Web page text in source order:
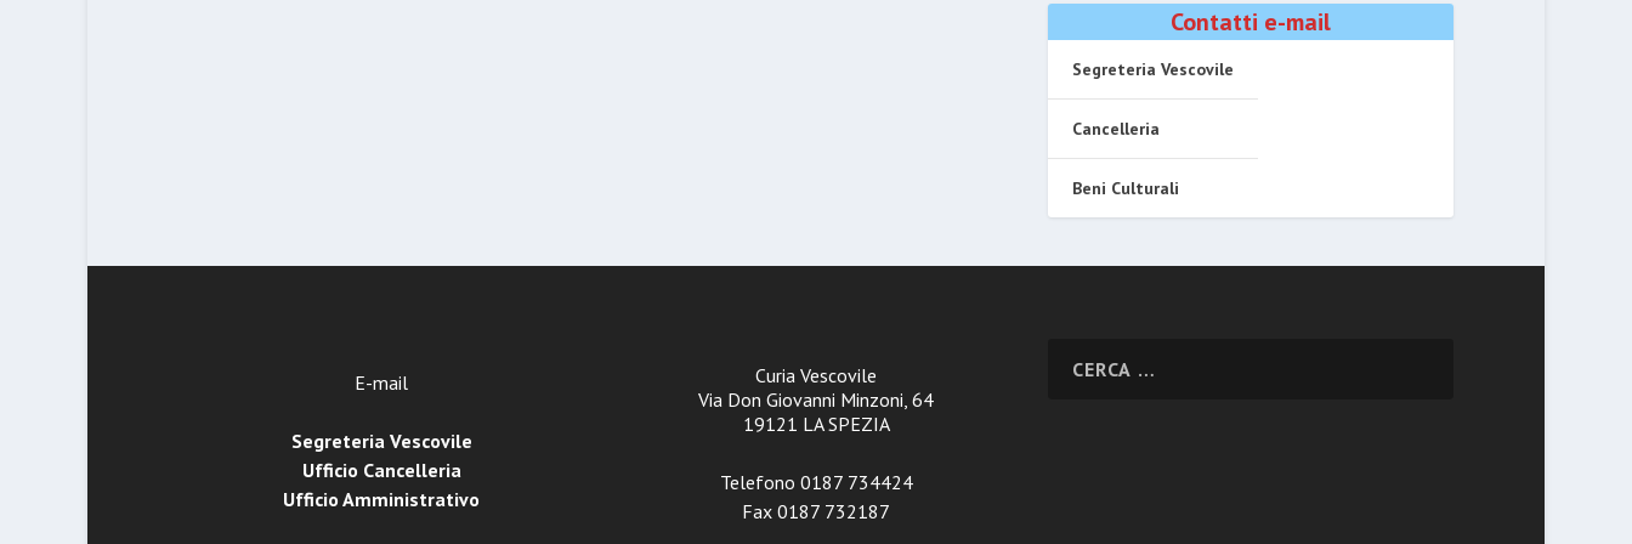
Contatti e-mail
Segreteria Vescovile
Cancelleria
Beni Culturali
E-mail
Segreteria Vescovile
Ufficio Cancelleria
Ufficio Amministrativo
Curia Vescovile
Via Don Giovanni Minzoni, 64
19121 LA SPEZIA
Telefono 0187 734424
Fax 0187 732187